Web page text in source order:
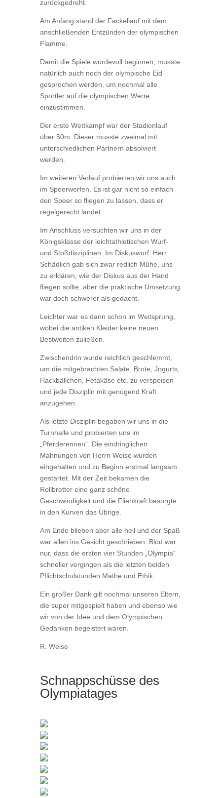
zurückgedreht.
Am Anfang stand der Fackellauf mit dem
anschließenden Entzünden der olympischen
Flamme.
Damit die Spiele würdevoll beginnen, musste
natürlich auch noch der olympische Eid
gesprochen werden, um nochmal alle
Sportler auf die olympischen Werte
einzustimmen.
Der erste Wettkampf war der Stadionlauf
über 50m. Dieser musste zweimal mit
unterschiedlichen Partnern absolviert
werden.
Im weiteren Verlauf probierten wir uns auch
im Speerwerfen. Es ist gar nicht so einfach
den Speer so fliegen zu lassen, dass er
regelgerecht landet.
Im Anschluss versuchten wir uns in der
Königsklasse der leichtathletischen Wurf-
und Stoßdisziplinen. Im Diskuswurf. Herr
Schädlich gab sich zwar redlich Mühe, uns
zu erklären, wie der Diskus aus der Hand
fliegen sollte, aber die praktische Umsetzung
war doch schwerer als gedacht.
Leichter war es dann schon im Weitsprung,
wobei die antiken Kleider keine neuen
Bestweiten zuließen.
Zwischendrin wurde reichlich geschlemmt,
um die mitgebrachten Salate, Brote, Jogurts,
Hackbällchen, Fetakäse etc. zu verspeisen
und jede Disziplin mit genügend Kraft
anzugehen.
Als letzte Disziplin begaben wir uns in die
Turnhalle und probierten uns im
„Pferderennen“. Die eindringlichen
Mahnungen von Herrn Weise wurden
eingehalten und zu Beginn erstmal langsam
gestartet. Mit der Zeit bekamen die
Rollbretter eine ganz schöne
Geschwindigkeit und die Fliehkraft besorgte
in den Kurven das Übrige.
Am Ende blieben aber alle heil und der Spaß
war allen ins Gesicht geschrieben. Blöd war
nur, dass die ersten vier Stunden „Olympia“
schneller vergingen als die letzten beiden
Pflichtschulstunden Mathe und Ethik.
Ein großer Dank gilt nochmal unseren Eltern,
die super mitgespielt haben und ebenso wie
wir von der Idee und dem Olympischen
Gedanken begeistert waren.
R. Weise
Schnappschüsse des
Olympiatages